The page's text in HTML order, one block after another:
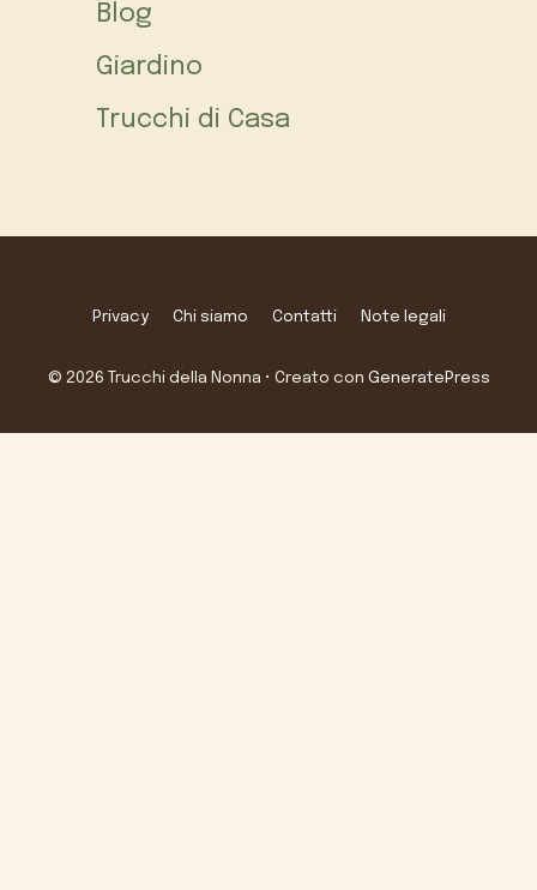
Blog
Giardino
Trucchi di Casa
Privacy Chi siamo Contatti Note legali
© 2026 Trucchi della Nonna • Creato con GeneratePress